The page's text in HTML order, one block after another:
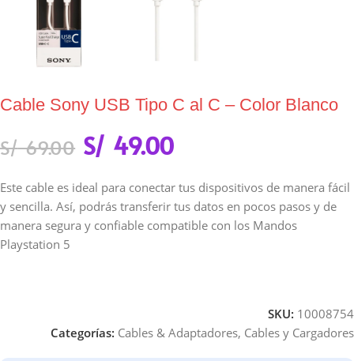
Cable Sony USB Tipo C al C – Color Blanco
S/69.00 S/ 49.00
Este cable es ideal para conectar tus dispositivos de manera fácil
y sencilla. Así, podrás transferir tus datos en pocos pasos y de
manera segura y confiable compatible con los Mandos
Playstation 5
SKU: 10008754
Categorías: Cables & Adaptadores, Cables y Cargadores